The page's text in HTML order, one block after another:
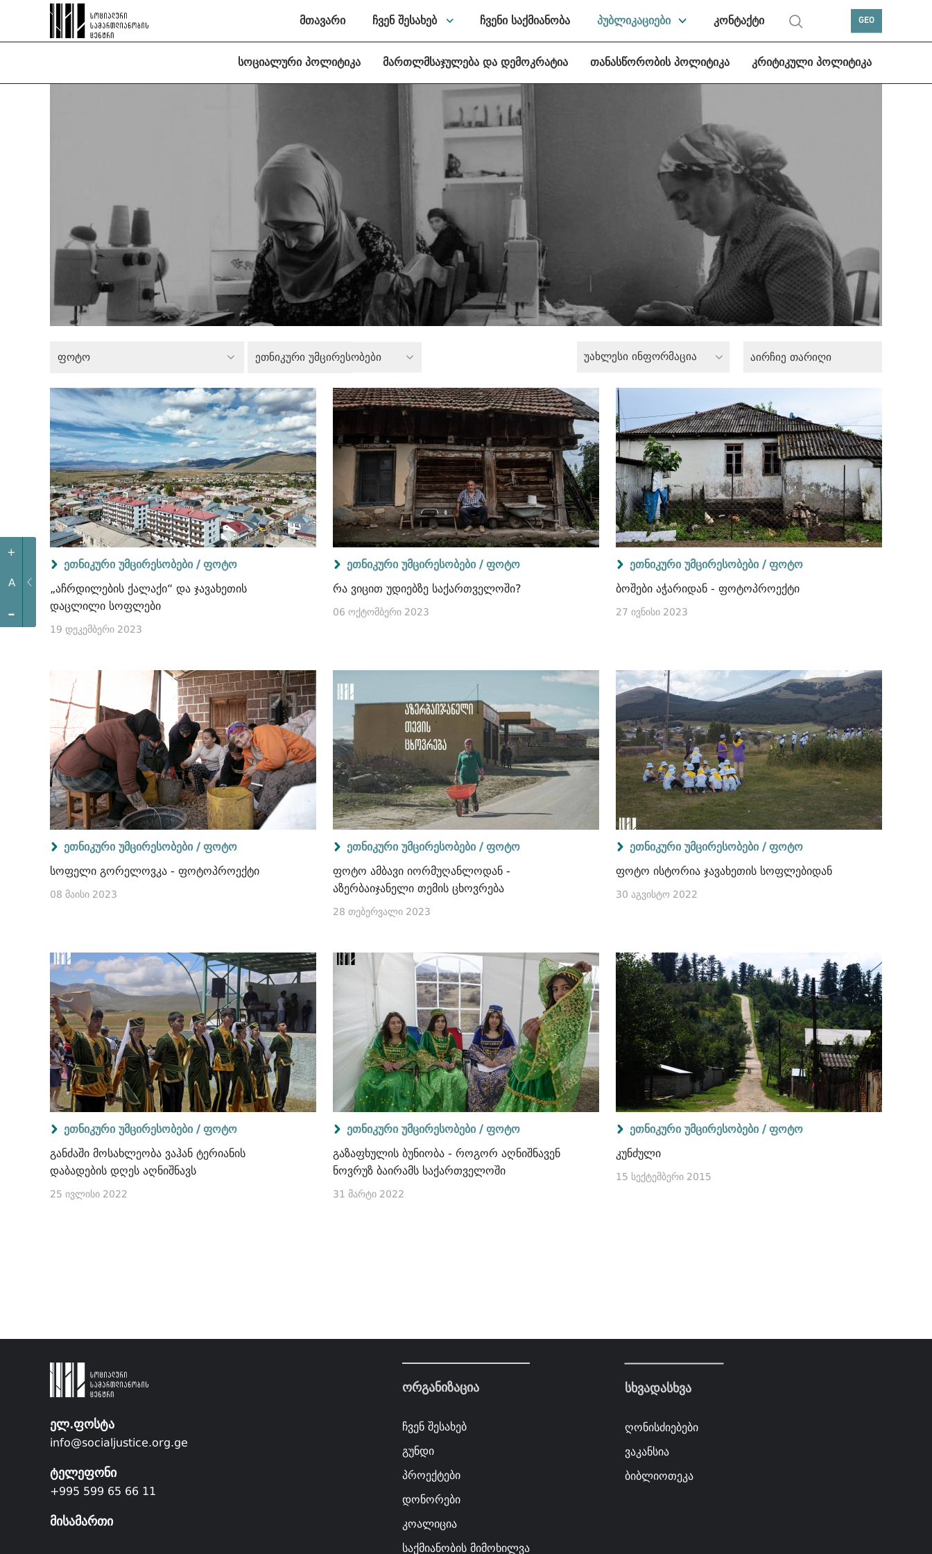
+
A
-
მთავარი ჩვენ შესახებ ჩვენი საქმიანობა პუბლიკაციები კონტაქტი GEO
სოციალური პოლიტიკა მართლმსაჯულება და დემოკრატია თანასწორობის პოლიტიკა კრიტიკული პოლიტიკა
ფოტო ეთნიკური უმცირესობები უახლესი ინფორმაცია
ეთნიკური უმცირესობები / ფოტო
„აჩრდილების ქალაქი“ და ჯავახეთის
დაცლილი სოფლები
19 დეკემბერი 2023
ეთნიკური უმცირესობები / ფოტო
რა ვიცით უდიებზე საქართველოში?
06 ოქტომბერი 2023
ეთნიკური უმცირესობები / ფოტო
ბოშები აჭარიდან - ფოტოპროექტი
27 ივნისი 2023
ეთნიკური უმცირესობები / ფოტო
სოფელი გორელოვკა - ფოტოპროექტი
08 მაისი 2023
ეთნიკური უმცირესობები / ფოტო
ფოტო ამბავი იორმუღანლოდან -
აზერბაიჯანელი თემის ცხოვრება
28 თებერვალი 2023
ეთნიკური უმცირესობები / ფოტო
ფოტო ისტორია ჯავახეთის სოფლებიდან
30 აგვისტო 2022
ეთნიკური უმცირესობები / ფოტო
განძაში მოსახლეობა ვაჰან ტერიანის
დაბადების დღეს აღნიშნავს
25 ივლისი 2022
ეთნიკური უმცირესობები / ფოტო
გაზაფხულის ბუნიობა - როგორ აღნიშნავენ
ნოვრუზ ბაირამს საქართველოში
31 მარტი 2022
ეთნიკური უმცირესობები / ფოტო
კუნძული
15 სექტემბერი 2015
ელ.ფოსტა
info@socialjustice.org.ge
ტელეფონი
+995 599 65 66 11
მისამართი
ორგანიზაცია
ჩვენ შესახებ
გუნდი
პროექტები
დონორები
კოალიცია
საქმიანობის მიმოხილვა
სხვადასხვა
ღონისძიებები
ვაკანსია
ბიბლიოთეკა